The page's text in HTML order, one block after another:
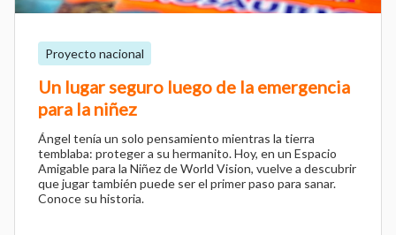
Proyecto nacional
Un lugar seguro luego de la emergencia
para la niñez
Ángel tenía un solo pensamiento mientras la tierra
temblaba: proteger a su hermanito. Hoy, en un Espacio
Amigable para la Niñez de World Vision, vuelve a descubrir
que jugar también puede ser el primer paso para sanar.
Conoce su historia.